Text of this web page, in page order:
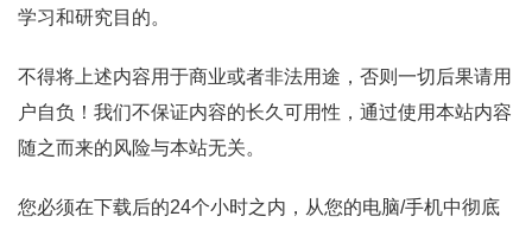
学习和研究目的。
不得将上述内容用于商业或者非法用途，否则一切后果请用
户自负！我们不保证内容的长久可用性，通过使用本站内容
随之而来的风险与本站无关。
您必须在下载后的24个小时之内，从您的电脑/手机中彻底